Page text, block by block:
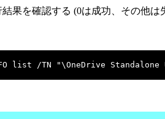
果を確認する (0は成功、その他は